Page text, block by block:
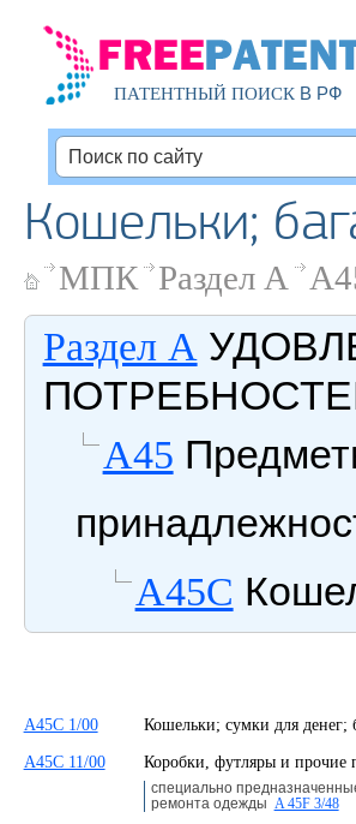
ПАТЕНТНЫЙ ПОИСКВ РФ
Кошельки;
МПК Раздел A
Раздел A
A45
A45C
A45C 1/00 Кошельки; сумки для денег;
A45C 11/00 Коробки, футляры и прочие
специально
ремонта одежды A 45F 3/48